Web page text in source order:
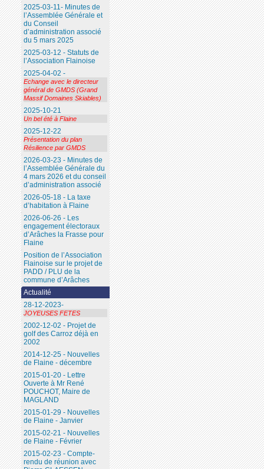
2025-03-11- Minutes de
l’Assemblée Générale et
du Conseil
d’administration associé
du 5 mars 2025
2025-03-12 - Statuts de
l’Association Flainoise
2025-04-02 -
Echange avec le directeur
général de GMDS (Grand
Massif Domaines Skiables)
2025-10-21
Un bel été à Flaine
2025-12-22
Présentation du plan
Résilience par GMDS
2026-03-23 - Minutes de
l’Assemblée Générale du
4 mars 2026 et du conseil
d’administration associé
2026-05-18 - La taxe
d’habitation à Flaine
2026-06-26 - Les
engagement électoraux
d’Arâches la Frasse pour
Flaine
Position de l’Association
Flainoise sur le projet de
PADD / PLU de la
commune d’Arâches
Actualité
28-12-2023-
JOYEUSES FETES
2002-12-02 - Projet de
golf des Carroz déjà en
2002
2014-12-25 - Nouvelles
de Flaine - décembre
2015-01-20 - Lettre
Ouverte à Mr René
POUCHOT, Maire de
MAGLAND
2015-01-29 - Nouvelles
de Flaine - Janvier
2015-02-21 - Nouvelles
de Flaine - Février
2015-02-23 - Compte-
rendu de réunion avec